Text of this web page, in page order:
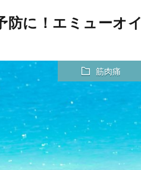
防に！エミューオイ
筋肉痛